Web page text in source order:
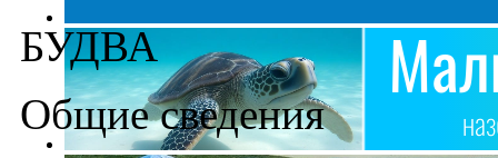
БУДВА
Общие сведения